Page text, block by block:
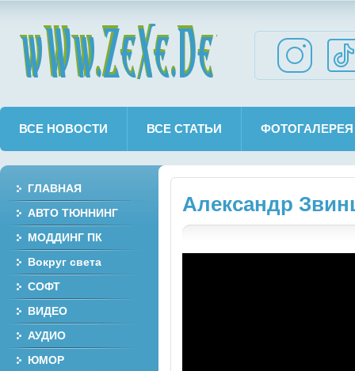
ВСЕ НОВОСТИ ВСЕ СТАТЬИ ФОТОГАЛЕРЕЯ
Александр
ГЛАВНАЯ
АВТО ТЮННИНГ
МОДДИНГ ПК
Вокруг света
СОФТ
ВИДЕО
АУДИО
ЮМОР